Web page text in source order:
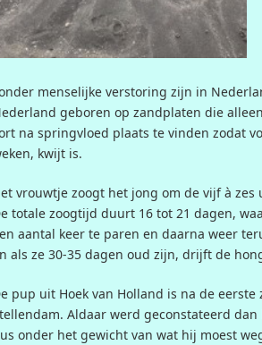
menselijke verstoring zijn in
geboren op zandplaten die
na springvloed plaats te vinden zodat
kwijt is.
vrouwtje zoogt het jong om de vijf à
totale zoogtijd duurt 16 tot 21 dagen,
aantal keer te paren en daarna weer
als ze 30-35 dagen oud zijn, drijft de
pup uit Hoek van Holland is na de
Aldaar werd geconstateerd
onder het gewicht van wat hij moest